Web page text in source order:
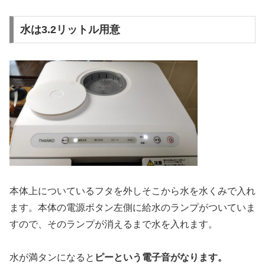
水は3.2リットル用意
本体上についているフタを外しそこから水を水くみで入れ
ます。本体の電源ボタン左側に給水のランプがついていま
すので、そのランプが消えるまで水を入れます。
水が満タンになると ピーという電子音がなります。